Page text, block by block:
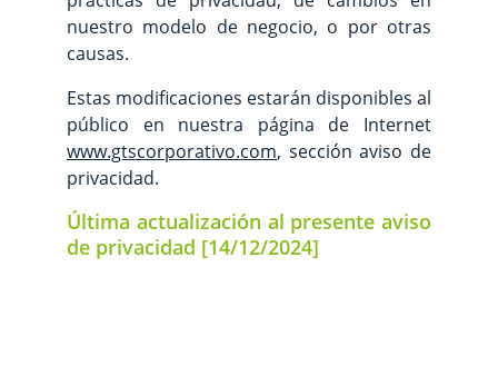
nuestro modelo de negocio, o por otras
causas.
Estas modificaciones estarán disponibles al
público en nuestra página de Internet
www.gtscorporativo.com, sección aviso de
privacidad.
Última actualización al presente aviso
de privacidad [14/12/2024]